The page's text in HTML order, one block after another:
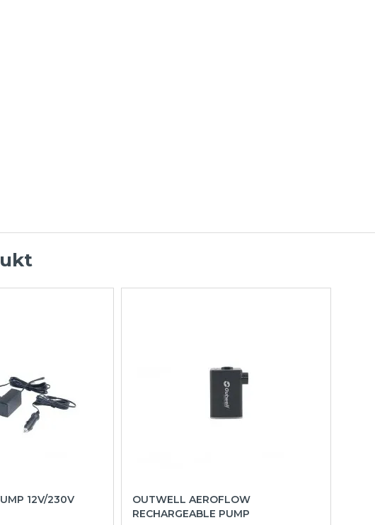
12V/230V
OUTWELL AEROFLOW
RECHARGEABLE PUMP